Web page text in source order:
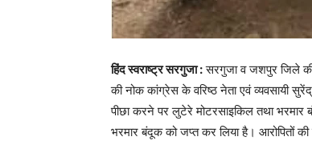
हिंद स्वराष्ट्र सरगुजा :सरगुजा व जशपुर जिले
की नोक कांग्रेस के वरिष्ठ नेता एवं व्यवसायी
पीछा करने पर लुटेरे मोटरसाइकिल तथा
भरमार बंदूक को जप्त कर लिया है। आरोपितों